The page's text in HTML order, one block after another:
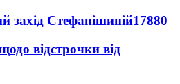
захід Стефанішиній17880
відстрочки від